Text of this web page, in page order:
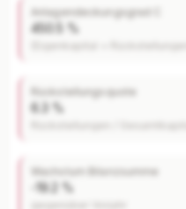
Anlagendeckungsgrad C
450.5 %
Rückstellungsquote
6.3 %
Wachstum Bilanzsumme
-19.2 %